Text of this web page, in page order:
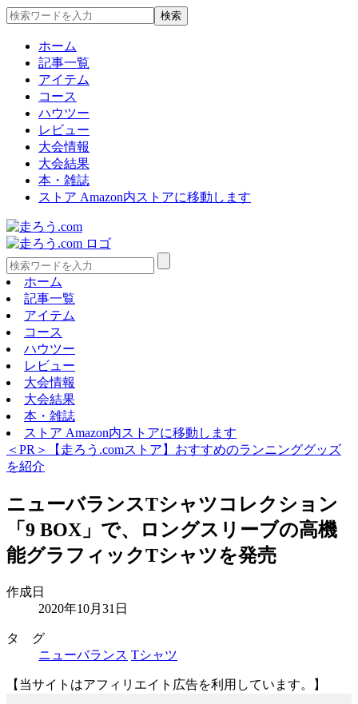
ホーム
記事一覧
アイテム
コース
ハウツー
レビュー
大会情報
大会結果
本・雑誌
ストア Amazon内ストアに移動します
ホーム
記事一覧
アイテム
コース
ハウツー
レビュー
大会情報
大会結果
本・雑誌
ストア Amazon内ストアに移動します
＜PR＞【走ろう.comストア】おすすめのランニンググッズ
を紹介
ニューバランスTシャツコレクション
「9 BOX」で、ロングスリーブの高機
能グラフィックTシャツを発売
作成日
2020年10月31日
タ グ
ニューバランス Tシャツ
【当サイトはアフィリエイト広告を利用しています。】